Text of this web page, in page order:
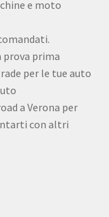
e moto
prova prima
per le tue auto
a Verona per
con altri